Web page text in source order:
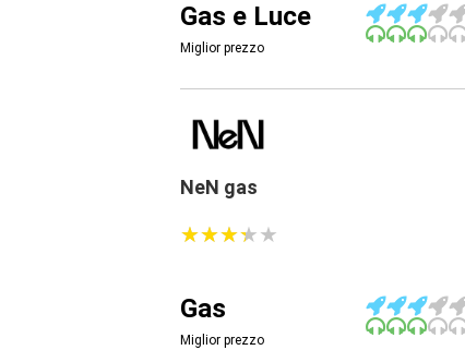
Gas e Luce
Miglior prezzo
NeN gas
★★★★★
★★★★★
Gas
Miglior prezzo